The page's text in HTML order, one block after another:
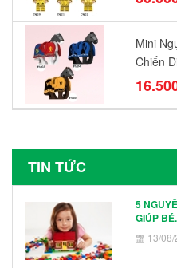
Mini
Chiến
N1003
TIN TỨC
5
GIÚP
13/